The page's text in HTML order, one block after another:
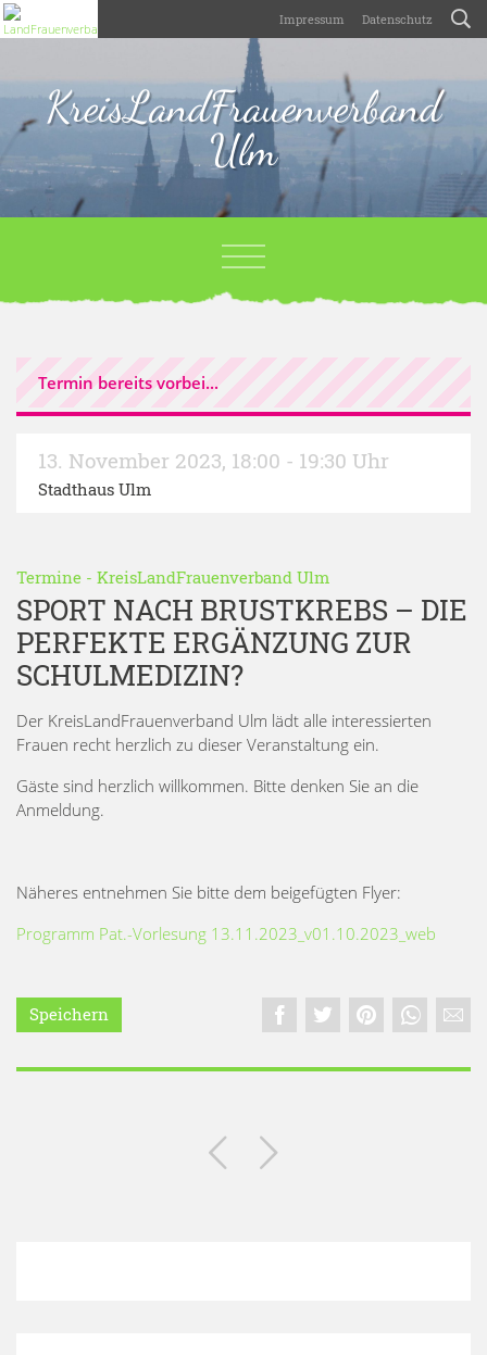
Impressum Datenschutz
KreisLandFrauenverband
Ulm
Termin bereits vorbei...
13. November 2023, 18:00 - 19:30 Uhr
Stadthaus Ulm
Termine - KreisLandFrauenverband Ulm
SPORT NACH BRUSTKREBS – DIE
PERFEKTE ERGÄNZUNG ZUR
SCHULMEDIZIN?
Der KreisLandFrauenverband Ulm lädt alle interessierten
Frauen recht herzlich zu dieser Veranstaltung ein.
Gäste sind herzlich willkommen. Bitte denken Sie an die
Anmeldung.
Näheres entnehmen Sie bitte dem beigefügten Flyer:
Programm Pat.-Vorlesung 13.11.2023_v01.10.2023_web
Speichern